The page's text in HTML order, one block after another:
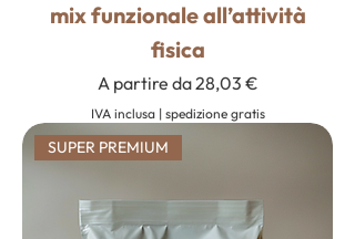
mix funzionale all’attività
fisica
A partire da28,03 €
Prezzo scontato
IVA inclusa| spedizione gratis
SUPER PREMIUM